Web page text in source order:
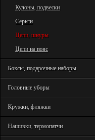
Кулоны, подвески
Серьги
Цепи, шнуры
Цепи на пояс
Боксы, подарочные наборы
Головные уборы
Кружки, фляжки
Нашивки, термопатчи